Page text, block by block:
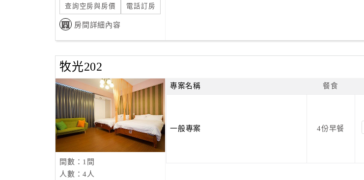
查詢空房與房價 電話訂房
房間詳細內容
牧光202
間數：1間
人數：4人
專案名稱 餐食
一般專案 4份早餐